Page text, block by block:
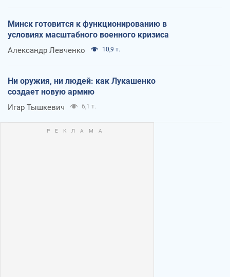
Минск готовится к функционированию в
условиях масштабного военного кризиса
Александр Левченко 10,9 т.
Ни оружия, ни людей: как Лукашенко
создает новую армию
Игар Тышкевич 6,1 т.